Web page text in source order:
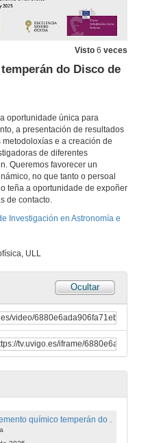
Visto 6 veces
do Disco de
oportunidade única para
a presentación de resultados
e a creación de
de diferentes
Queremos favorecer un
no que tanto o persoal
teña a oportunidade de expoñer
de contacto.
Investigación en Astronomía e
ULL
Ocultar
2025
Análise topolóxica de datos aplicada á formación estelar
2025
2025
ANAPAR: uma teoria exata para o cálculo de paralaxes dinâmicas e massas individuais de estrelas binárias
2025
2025
Accretion onto the Slowly Rotating Magnetar Candidate 4U 0114+65
2025
O comezo da investigación astronómica en Galicia